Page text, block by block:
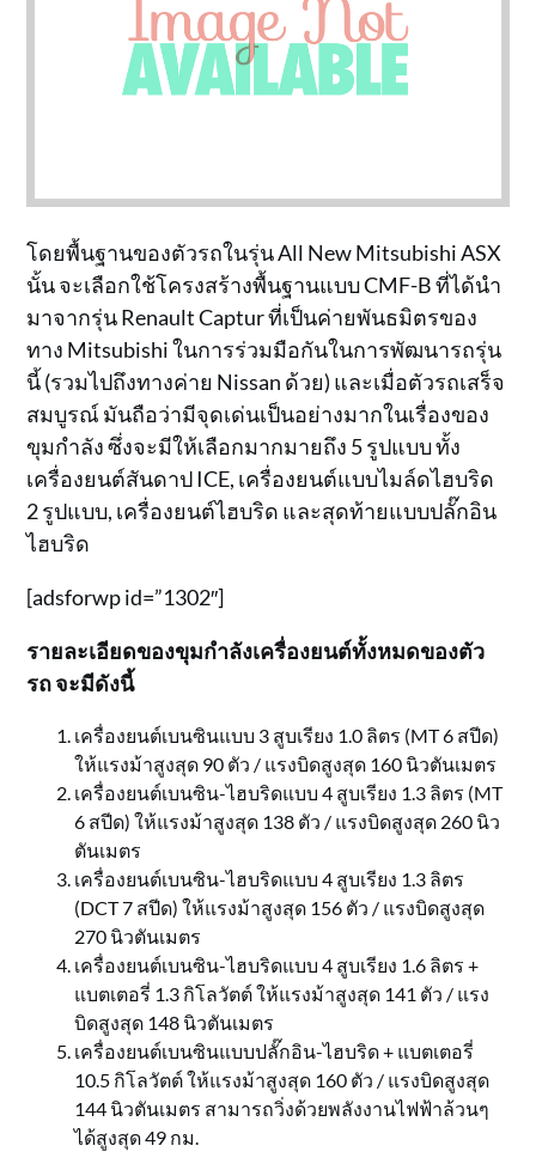
โดยพื้นฐานของตัวรถในรุ่น All New Mitsubishi ASX
นั้น จะเลือกใช้โครงสร้างพื้นฐานแบบ CMF-B ที่ได้นำ
มาจากรุ่น Renault Captur ที่เป็นค่ายพันธมิตรของ
ทาง Mitsubishi ในการร่วมมือกันในการพัฒนารถรุ่น
นี้ (รวมไปถึงทางค่าย Nissan ด้วย) และเมื่อตัวรถเสร็จ
สมบูรณ์ มันถือว่ามีจุดเด่นเป็นอย่างมากในเรื่องของ
ขุมกำลัง ซึ่งจะมีให้เลือกมากมายถึง 5 รูปแบบ ทั้ง
เครื่องยนต์สันดาป ICE, เครื่องยนต์แบบไมล์ดไฮบริด
2 รูปแบบ, เครื่องยนต์ไฮบริด และสุดท้ายแบบปลั๊กอิน
ไฮบริด
[adsforwp id=”1302″]
รายละเอียดของขุมกำลังเครื่องยนต์ทั้งหมดของตัว
รถ จะมีดังนี้
เครื่องยนต์เบนซินแบบ 3 สูบเรียง 1.0 ลิตร (MT 6 สปีด)
ให้แรงม้าสูงสุด 90 ตัว / แรงบิดสูงสุด 160 นิวตันเมตร
เครื่องยนต์เบนซิน-ไฮบริดแบบ 4 สูบเรียง 1.3 ลิตร (MT
6 สปีด) ให้แรงม้าสูงสุด 138 ตัว / แรงบิดสูงสุด 260 นิว
ตันเมตร
เครื่องยนต์เบนซิน-ไฮบริดแบบ 4 สูบเรียง 1.3 ลิตร
(DCT 7 สปีด) ให้แรงม้าสูงสุด 156 ตัว / แรงบิดสูงสุด
270 นิวตันเมตร
เครื่องยนต์เบนซิน-ไฮบริดแบบ 4 สูบเรียง 1.6 ลิตร +
แบตเตอรี่ 1.3 กิโลวัตต์ ให้แรงม้าสูงสุด 141 ตัว / แรง
บิดสูงสุด 148 นิวตันเมตร
เครื่องยนต์เบนซินแบบปลั๊กอิน-ไฮบริด + แบตเตอรี่
10.5 กิโลวัตต์ ให้แรงม้าสูงสุด 160 ตัว / แรงบิดสูงสุด
144 นิวตันเมตร สามารถวิ่งด้วยพลังงานไฟฟ้าล้วนๆ
ได้สูงสุด 49 กม.